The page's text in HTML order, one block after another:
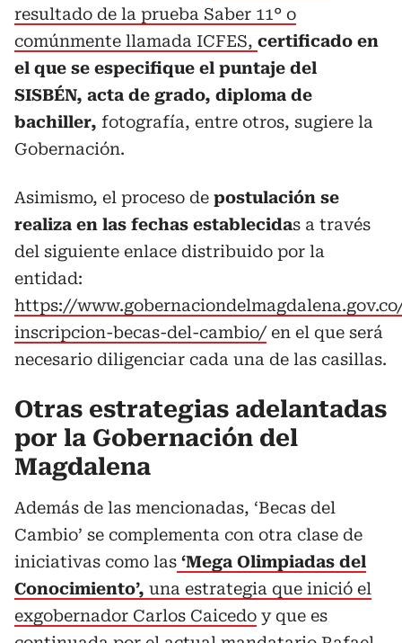
resultado de la prueba Saber 11° o
comúnmente llamada ICFES, certificado en
el que se especifique el puntaje del
SISBÉN, acta de grado, diploma de
bachiller, fotografía, entre otros, sugiere la
Gobernación.
Asimismo, el proceso de postulación se
realiza en las fechas establecidas a través
del siguiente enlace distribuido por la
entidad:
https://
inscripcion-becas-del-cambio/en el que será
necesario diligenciar cada una de las casillas.
Otras estrategias adelantadas
por la Gobernación del
Magdalena
Además de las mencionadas, ‘Becas del
Cambio’ se complementa con otra clase de
iniciativas como las ‘Mega Olimpiadas del
Conocimiento’, una estrategia que inició el
exgobernador Carlos Caicedo y que es